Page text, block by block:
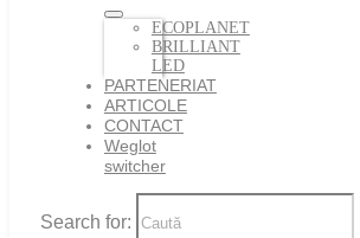
ECOPLANET
BRILLIANT
LED
PARTENERIAT
ARTICOLE
CONTACT
Weglot
switcher
Search for: